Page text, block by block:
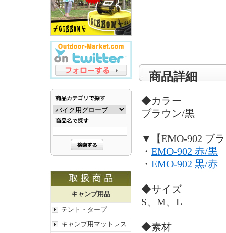
キャンプ用品
テント・タープ
キャンプ用マットレス
商品詳細
◆カラー
ブラウン/黒
▼【EMO-902 ブ
・ EMO-902 赤/黒
・ EMO-902 黒/赤
◆サイズ
S、M、L
◆素材